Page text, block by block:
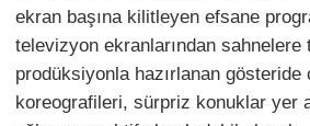
ekran başına kilitleyen efsane
televizyon ekranlarından sahnelere
prodüksiyonla hazırlanan gösteride
koreografileri, sürpriz konuklar yer